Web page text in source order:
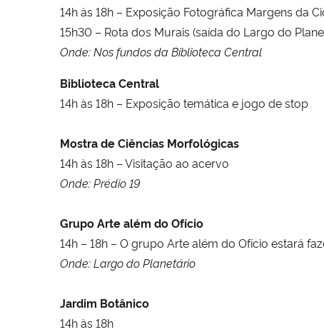
14h às 18h – Exposição Fotográfica Margens da
15h30 – Rota dos Murais (saída do Largo do
Onde: Nos fundos da Biblioteca Central
Biblioteca Central
14h às 18h – Exposição temática e jogo de stop
Mostra de Ciências Morfológicas
14h às 18h – Visitação ao acervo
Onde: Prédio 19
Grupo Arte além do Ofício
14h – 18h – O grupo Arte além do Ofício estará
Onde: Largo do Planetário
Jardim Botânico
14h às 18h